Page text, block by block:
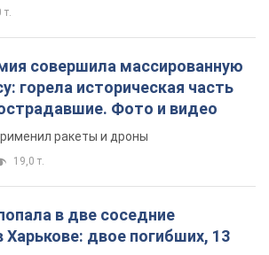
в две соседние
двое погибших, 13
по жилым домам